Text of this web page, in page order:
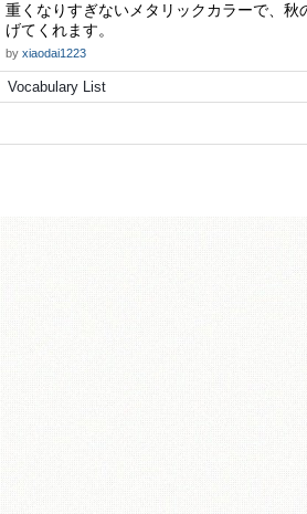
重くなりすぎないメタリックカラーで、秋
げてくれます。
by xiaodai1223
Vocabulary List